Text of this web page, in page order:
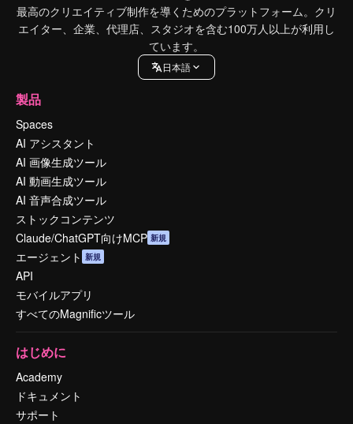
最高のクリエイティブ制作を導くためのプラットフォーム。クリ
エイター、企業、代理店、スタジオを含む100万人以上が利用し
ています。
日本語
製品
Spaces
AI アシスタント
AI 画像生成ツール
AI 動画生成ツール
AI 音声合成ツール
ストックコンテンツ
Claude/ChatGPT向けMCP 新規
エージェント 新規
API
モバイルアプリ
すべてのMagnificツール
はじめに
Academy
ドキュメント
サポート